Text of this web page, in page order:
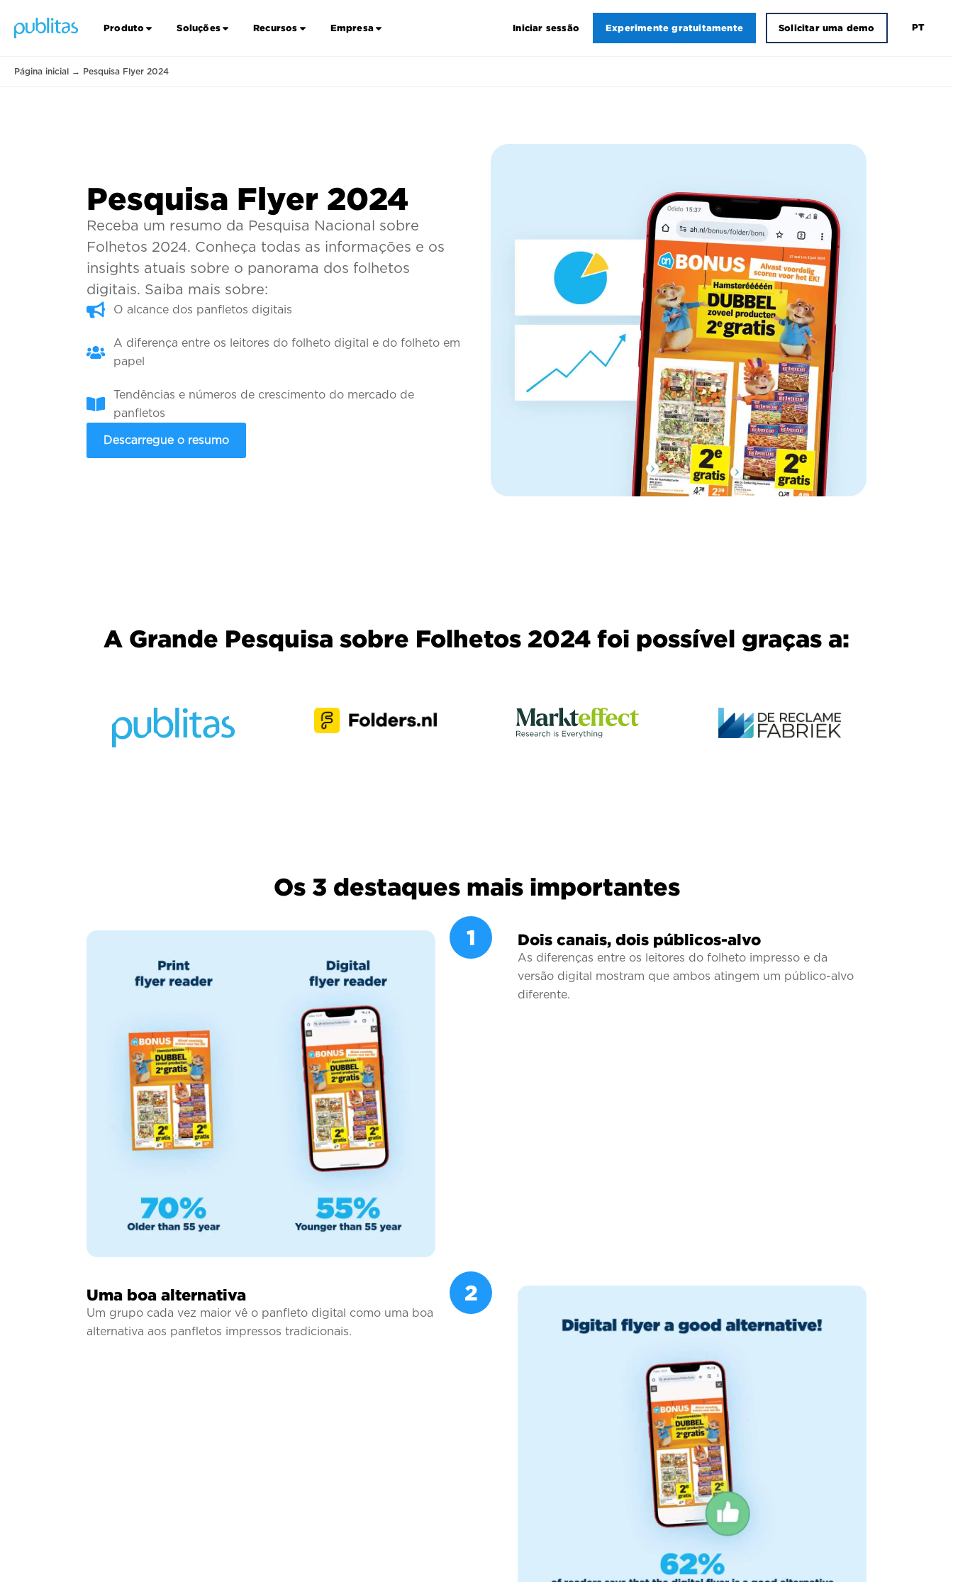
Produto Soluções Recursos Empresa Iniciar sessão Experimente gratuitamente Solicitar uma demo PT
Página inicial → Pesquisa Flyer 2024
Pesquisa Flyer 2024
Receba um resumo da Pesquisa Nacional sobre
Folhetos 2024. Conheça todas as informações e os
insights atuais sobre o panorama dos folhetos
digitais. Saiba mais sobre:
O alcance dos panfletos digitais
A diferença entre os leitores do folheto digital e do folheto em
papel
Tendências e números de crescimento do mercado de
panfletos
Descarregue o resumo
A Grande Pesquisa sobre Folhetos 2024 foi possível graças a:
Os 3 destaques mais importantes
1 Dois canais, dois públicos-alvo
As diferenças entre os leitores do folheto impresso e da
versão digital mostram que ambos atingem um público-alvo
diferente.
2
Uma boa alternativa
Um grupo cada vez maior vê o panfleto digital como uma boa
alternativa aos panfletos impressos tradicionais.